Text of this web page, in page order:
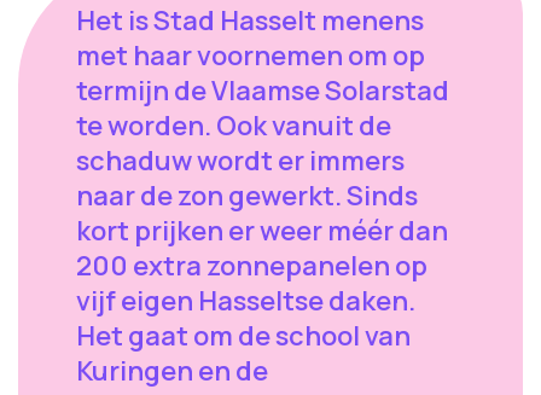
Het is Stad Hasselt menens
met haar voornemen om op
termijn de Vlaamse Solarstad
te worden. Ook vanuit de
schaduw wordt er immers
naar de zon gewerkt. Sinds
kort prijken er weer méér dan
200 extra zonnepanelen op
vijf eigen Hasseltse daken.
Het gaat om de school van
Kuringen en de